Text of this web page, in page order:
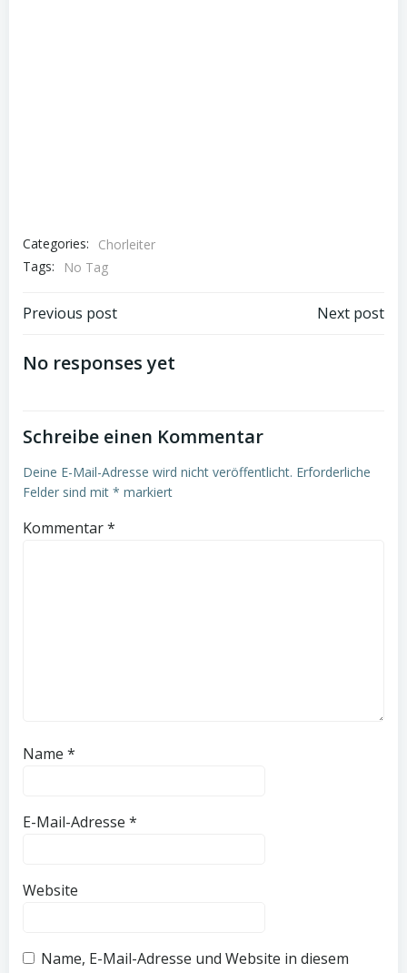
Categories:
Chorleiter
Tags:
No Tag
Post
navigation
Previous post Next post
No responses yet
Schreibe einen Kommentar
Deine E-Mail-Adresse wird nicht veröffentlicht. Erforderliche
Felder sind mit * markiert
Kommentar*
Name *
E-Mail-Adresse *
Website
Name, E-Mail-Adresse und Website in diesem